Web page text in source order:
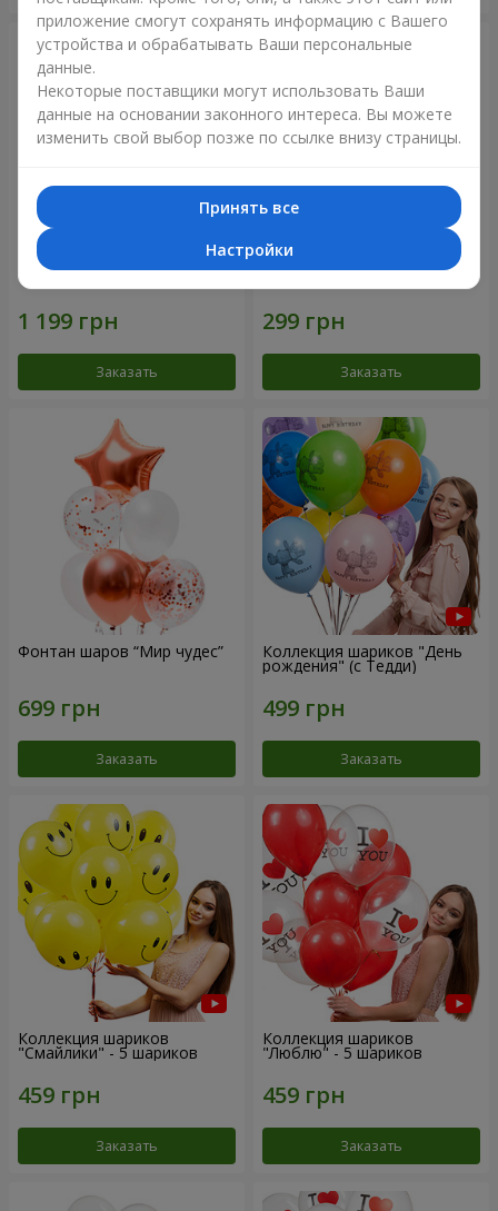
Фонтан шаров "Aloha"
Заказать
Коллекция шариков
3 шарика
Заказать
Фонтан шаров “Мир чудес”
Заказать
Коллекция шариков "День
рождения" (с Тедди)
Заказать
Коллекция шариков
"Смайлики" - 5 шариков
Заказать
Коллекция шариков
"Люблю" - 5 шариков
Заказать
приложение смогут сохранять информацию с Вашего
устройства и обрабатывать Ваши персональные
данные.
Некоторые поставщики могут использовать Ваши
данные на основании законного интереса. Вы можете
изменить свой выбор позже по ссылке внизу страницы.
Принять все
Настройки